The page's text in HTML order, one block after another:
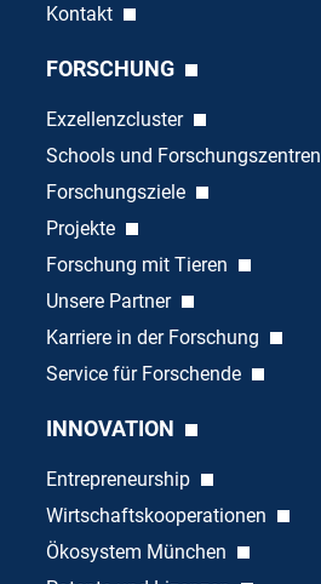
Kontakt
FORSCHUNG
Exzellenzcluster
Schools und Forschungszentren
Forschungsziele
Projekte
Forschung mit Tieren
Unsere Partner
Karriere in der Forschung
Service für Forschende
INNOVATION
Entrepreneurship
Wirtschaftskooperationen
Ökosystem München